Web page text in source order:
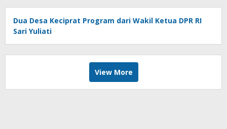
Dua Desa Keciprat Program dari Wakil Ketua DPR RI
Sari Yuliati
View More